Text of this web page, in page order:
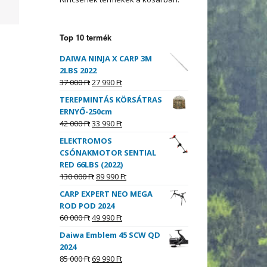
Top 10 termék
DAIWA NINJA X CARP 3M
2LBS 2022
37 000Ft27 990Ft
TEREPMINTÁS KÖRSÁTRAS
ERNYŐ-250cm
42 000Ft33 990Ft
ELEKTROMOS
CSÓNAKMOTOR SENTIAL
RED 66LBS (2022)
130 000Ft 89 990Ft
CARP EXPERT NEO MEGA
ROD POD 2024
60 000Ft49 990Ft
Daiwa Emblem 45 SCW QD
2024
85 000Ft 69 990Ft